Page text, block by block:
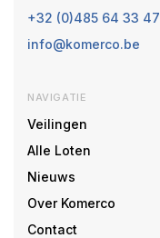
+32 (0)485 64 33 47
info@komerco.be
NAVIGATIE
Veilingen
Alle Loten
Nieuws
Over Komerco
Contact